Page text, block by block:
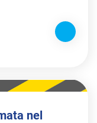
nel